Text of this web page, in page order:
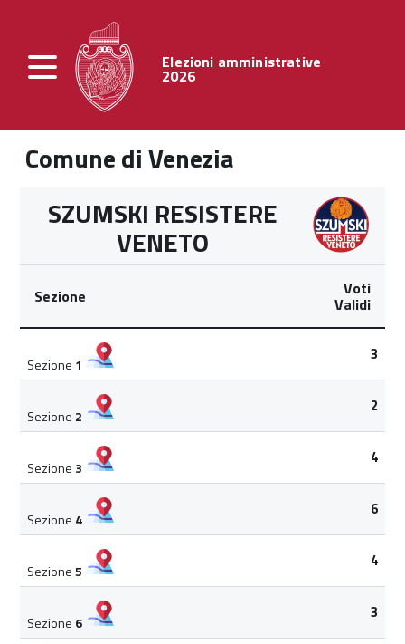
Elezioni amministrative
2026
Comune di Venezia
SZUMSKI RESISTERE
VENETO
Sezione Voti
Validi
Sezione 1
3
Sezione 2
2
Sezione 3
4
Sezione 4
6
Sezione5
4
Sezione 6
3